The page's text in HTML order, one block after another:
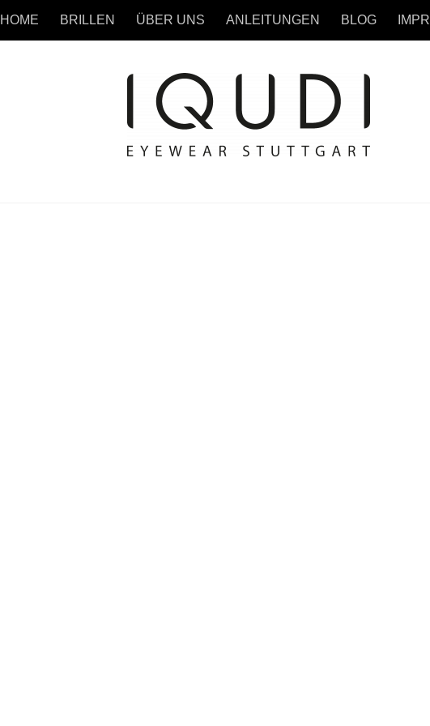
HOME BRILLEN ÜBER UNS ANLEITUNGEN BLOG